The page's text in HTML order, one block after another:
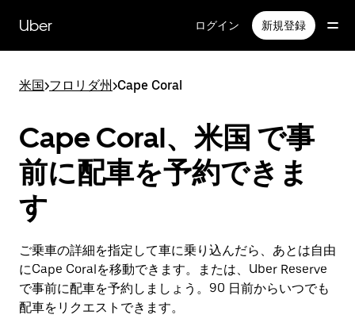
Uber ログイン 新規登録
米国>フロリダ州>Cape Coral
Cape Coral、米国 で事
前に配車を予約できま
す
ご乗車の詳細を指定して車に乗り込んだら、あとは自由
にCape Coralを移動できます。または、Uber Reserve
で事前に配車を予約しましょう。90 日前からいつでも
配車をリクエストできます。